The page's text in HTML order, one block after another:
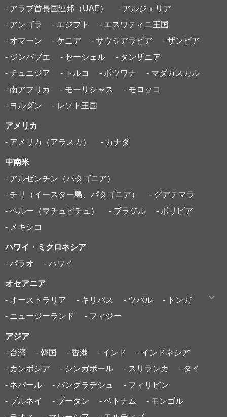
- アラブ首長国連邦（UAE）
- アルジェリア
- アンゴラ
- エジプト
- エスワティニ王国
- オマーン
- ケニア - サウジアラビア
- ザンビア
- ジンバブエ
- セーシェル
- タンザニア
- チュニジア
- トルコ - ボツワナ
- マダガスカル
- 南アフリカ
- モーリシャス
- モロッコ
- ヨルダン
- レソト王国
アメリカ
- アメリカ（アラスカ）
- カナダ
中南米
- アルゼンチン（パタゴニア）
- チリ（イースター島、パタゴニア）
- グアテマラ
- ペルー（マチュピチュ）
- ブラジル
- ボリビア
- メキシコ
ハワイ・ミクロネシア
- パラオ
- ハワイ
オセアニア
- オーストラリア
- キリバス - ツバル
- トンガ
- ニュージーランド
- フィジー
アジア
- 台湾
- 韓国 - 香港 - インド
- インドネシア
- カンボジア
- シンガポール - スリランカ
- タイ
- ネパール
- バングラデシュ
- フィリピン
- ブルネイ
- ブータン - ベトナム
- モンゴル